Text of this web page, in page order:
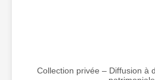
Collection privée – Diffusion à